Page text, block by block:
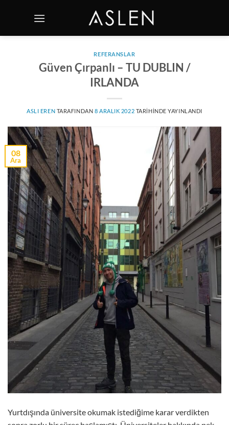
REFERANSLAR
Güven Çırpanlı – TU DUBLIN /
IRLANDA
ASLI EREN TARAFINDAN 8 ARALIK 2022 TARIHINDE YAYINLANDI
08
Ara
Yurtdışında üniversite okumak istediğime karar verdikten